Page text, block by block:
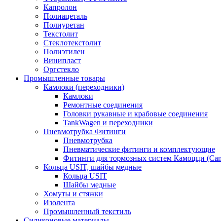
Капролон
Полиацеталь
Полиуретан
Текстолит
Стеклотекстолит
Полиэтилен
Винипласт
Оргстекло
Промышленные товары
Камлоки (переходники)
Камлоки
Ремонтные соединения
Головки рукавные и крабовые соединения
TankWagen и переходники
Пневмотрубка Фитинги
Пневмотрубка
Пневматические фитинги и комплектующие
Фитинги для тормозных систем Камоцци
Кольца USIT, шайбы медные
Кольца USIT
Шайбы медные
Хомуты и стяжки
Изолента
Промышленный текстиль